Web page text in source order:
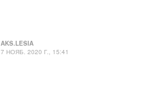
AKS.LESIA
7 НОЯБ. 2020 Г., 15:41